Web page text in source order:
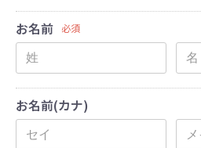
お名前 必須
お名前(カナ)